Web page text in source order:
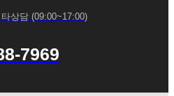
상담 (09:00~17:00)
7969